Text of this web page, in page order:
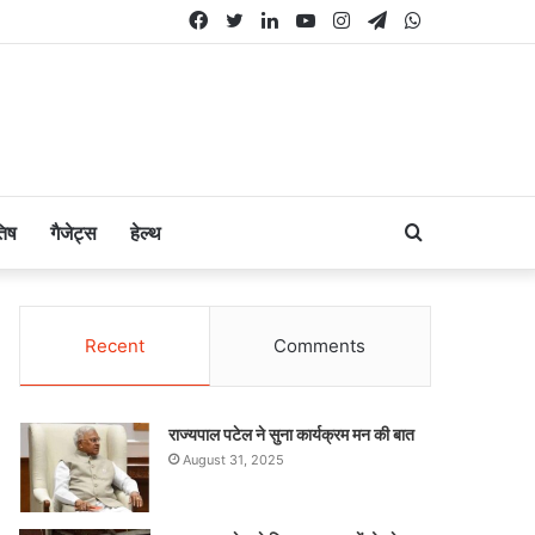
Telegram
Instagram
YouTube
LinkedIn
Twitter
Facebook
गैजेट्स हेल्थ Search
for
Recent Comments
राज्यपाल पटेल ने सुना कार्यक्रम मन की बात
August 31, 2025